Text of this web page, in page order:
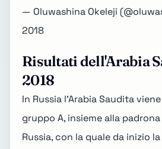
— Oluwashina Okeleji
2018
Risultati dell'Arabia
2018
In Russia l'Arabia Saudita
gruppo A, insieme alla
Russia, con la quale da inizio